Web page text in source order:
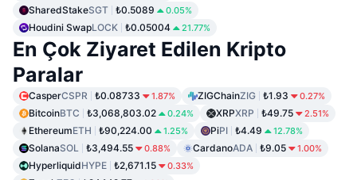
SharedStakeSGT ₺0.5089 0.05%
Houdini SwapLOCK ₺0.05004 21.77%
En Çok Ziyaret Edilen Kripto
Paralar
CasperCSPR ₺0.08733 1.87% ZIGChainZIG ₺1.93 0.27%
BitcoinBTC ₺3,068,803.02 0.24% XRPXRP ₺49.75 2.51%
EthereumETH ₺90,224.00 1.25% PiPI ₺4.49 12.78%
SolanaSOL ₺3,494.55 0.88% CardanoADA ₺9.05 1.00%
HyperliquidHYPE ₺2,671.15 0.33%